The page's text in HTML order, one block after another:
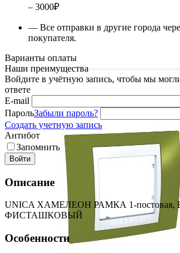
– 3000₽
— Все отправки в другие города
покупателя.
Варианты оплаты
Наши преимущества
Войдите в учётную запись, чтобы мы
ответе
E-mail
ПарольЗабыли пароль?
Создать учетную запись
Антибот
Запомнить
Войти
Описание
UNICA ХАМЕЛЕОН РАМКА 1-
ФИСТАШКОВЫЙ
Особенности